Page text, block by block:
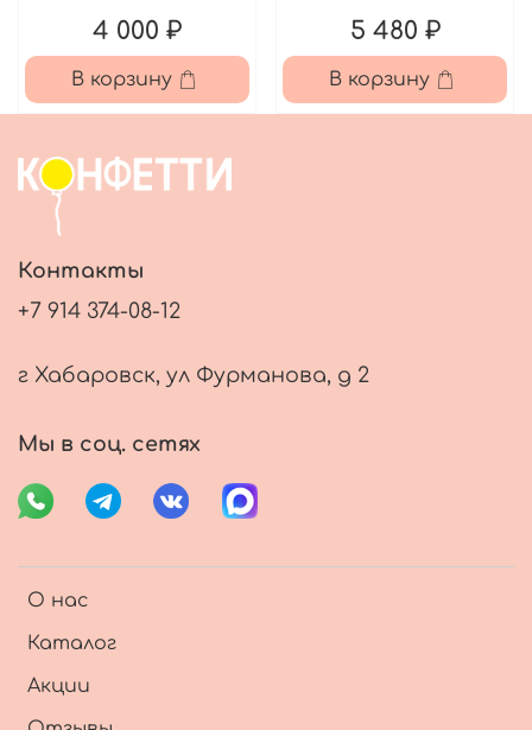
4 000 ₽
В корзину
5 480 ₽
В корзину
О нас
Каталог
Акции
Контакты
+7 914 374-08-12
г Хабаровск, ул Фурманова, д 2
Мы в соц. сетях